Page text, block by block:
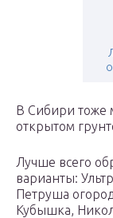
В Сибири тоже
открытом
Лучше всего
варианты:
Петруша
Кубышка,